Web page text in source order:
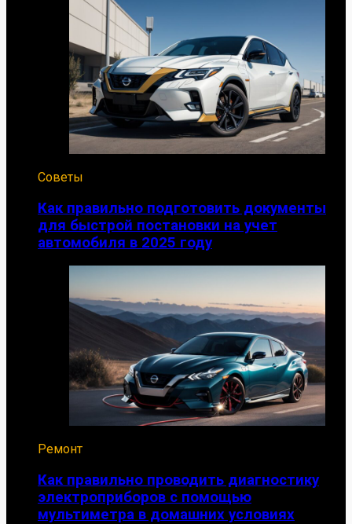
Советы
Как правильно подготовить документы
для быстрой постановки на учет
автомобиля в 2025 году
Ремонт
Как правильно проводить диагностику
электроприборов с помощью
мультиметра в домашних условиях